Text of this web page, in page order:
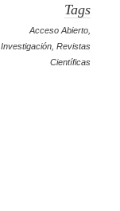
Tags
Acceso Abierto
Investigación ,Revistas
Científicas